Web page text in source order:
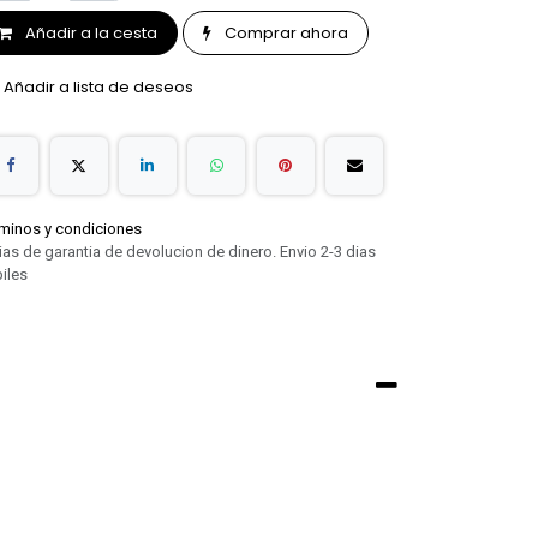
Añadir a la cesta Comprar ahora
Añadir a lista de deseos
y condiciones
de garantia de devolucion de dinero. Envio 2-3 dias